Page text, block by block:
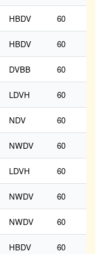
HBDV 60
HBDV 60
DVBB 60
LDVH 60
NDV 60
NWDV 60
LDVH 60
NWDV 60
NWDV 60
HBDV 60